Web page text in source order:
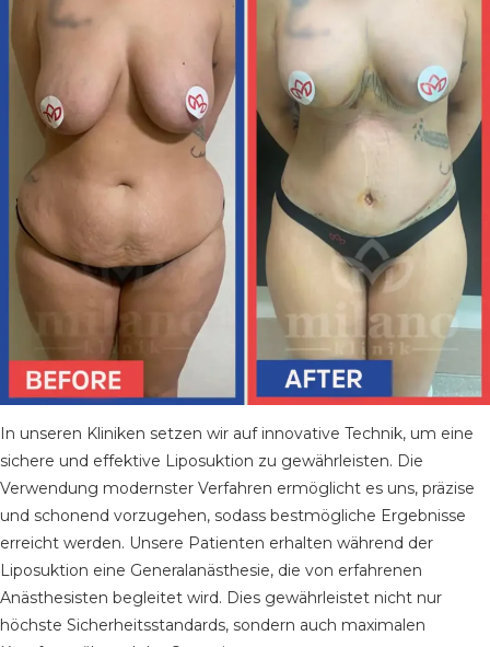
In unseren Kliniken setzen wir auf innovative Technik, um eine
sichere und effektive Liposuktion zu gewährleisten. Die
Verwendung modernster Verfahren ermöglicht es uns, präzise
und schonend vorzugehen, sodass bestmögliche Ergebnisse
erreicht werden. Unsere Patienten erhalten während der
Liposuktion eine Generalanästhesie, die von erfahrenen
Anästhesisten begleitet wird. Dies gewährleistet nicht nur
höchste Sicherheitsstandards, sondern auch maximalen